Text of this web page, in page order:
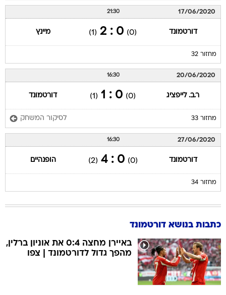
17/06/2020
21:30
דורטמונד (0)
0 : 2
(1) מיינץ
מחזור 32
20/06/2020
16:30
ר.ב. לייפציג (0)
0 : 1
(1) דורטמונד
מחזור 33 לסיקור המשחק
27/06/2020
16:30
דורטמונד (0)
0 : 4
(2) הופנהיים
מחזור 34
כתבות בנושא דורטמונד
באיירן מחצה 0:4 את אוניון ברלין,
מהפך גדול לדורטמונד | צפו